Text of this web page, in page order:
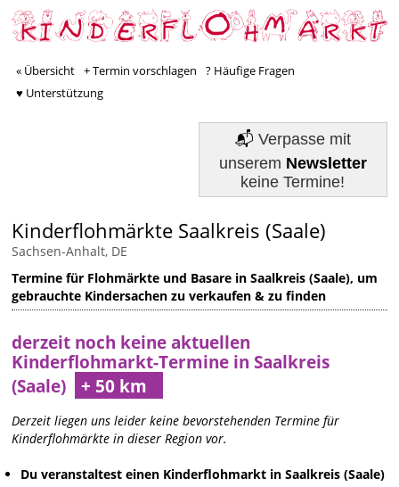
« Übersicht + Termin vorschlagen
? Häufige Fragen
♥ Unterstützung
📬 Verpasse mit
unserem Newsletter
keine Termine!
Kinderflohmärkte Saalkreis (Saale)
Sachsen-Anhalt, DE
Termine für Flohmärkte und Basare in Saalkreis (Saale), um
gebrauchte Kindersachen zu verkaufen & zu finden
derzeit noch keine aktuellen
Kinderflohmarkt-Termine in Saalkreis
(Saale)
Derzeit liegen uns leider keine bevorstehenden Termine für
Kinderflohmärkte in dieser Region vor.
Du veranstaltest einen Kinderflohmarkt in Saalkreis (Saale)